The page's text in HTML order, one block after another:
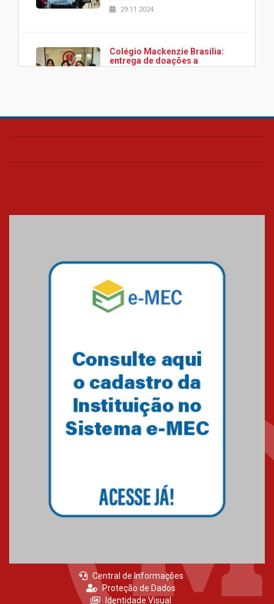
29.11.2024
Colégio Mackenzie Brasília:
entrega de doações a
associação Viver da Cidade
Colégio Presbiteriano
os funcionários
07.11.2024
Equipe de saltos ornamentais
do Mackenzie Brasília
Gravação do projeto “Mais de
31 mil vozes com a Palavra” é
realizado no Colégio
Mackenzie Brasília
25.10.2024
Brasília conquistam medalhas
em importantes competições
de Matemática
04.10.2024
Central de Informações
Proteção de Dados
Identidade Visual